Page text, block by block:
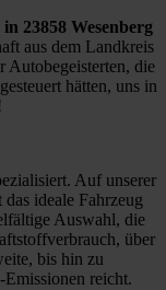
23858 Wesenberg
aus dem Landkreis
Autobegeisterten, die
hätten, uns in
Auf unserer
ideale Fahrzeug
Auswahl, die
über
bis hin zu
-Emissionen reicht.